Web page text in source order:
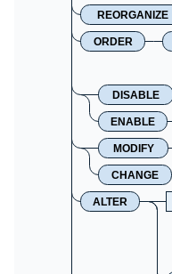
REORGANIZE
ORDER
DISABLE
ENABLE
MODIFY
CHANGE
ALTER